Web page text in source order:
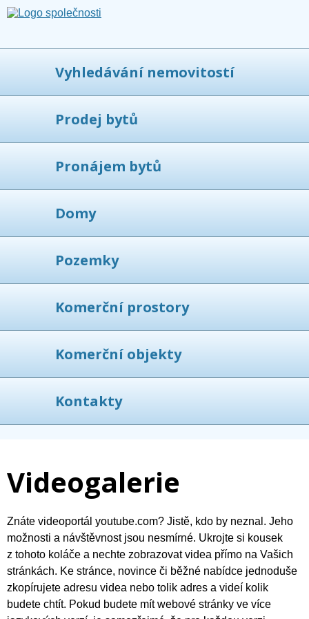
Vyhledávání nemovitostí
Prodej bytů
Pronájem bytů
Domy
Pozemky
Komerční prostory
Komerční objekty
Kontakty
Videogalerie
Znáte videoportál youtube.com? Jistě, kdo by neznal. Jeho
možnosti a návštěvnost jsou nesmírné. Ukrojte si kousek
z tohoto koláče a nechte zobrazovat videa přímo na Vašich
stránkách. Ke stránce, novince či běžné nabídce jednoduše
zkopírujete adresu videa nebo tolik adres a videí kolik
budete chtít. Pokud budete mít webové stránky ve více